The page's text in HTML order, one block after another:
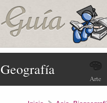
Geografía
Arte